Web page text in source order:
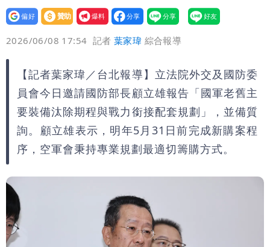
段對話催淚！
蔣萬安民調只贏5％「現任優勢去哪？」
她嘆：真的該緊張
慈濟遭詐10.6億！網紅揪聲明「疑點重
重」 1細節避而不談
97萬網紅「肥大叔」驚傳猝逝！最後身
影曝 網驚覺不對
泰國校園爆槍響！2師中彈亡20人傷 槍
手疑學生
設為
贊助
我要
爆料
2026/06/08 17:54 記者葉家瑋 綜合報導
【記者葉家瑋／台北報導】立法院外交及國防委
員會今日邀請國防部長顧立雄報告「國軍老舊主
要裝備汰除期程與戰力銜接配套規劃」，並備質
詢。顧立雄表示，明年5月31日前完成新購案程
序，空軍會秉持專業規劃最適切籌購方式。